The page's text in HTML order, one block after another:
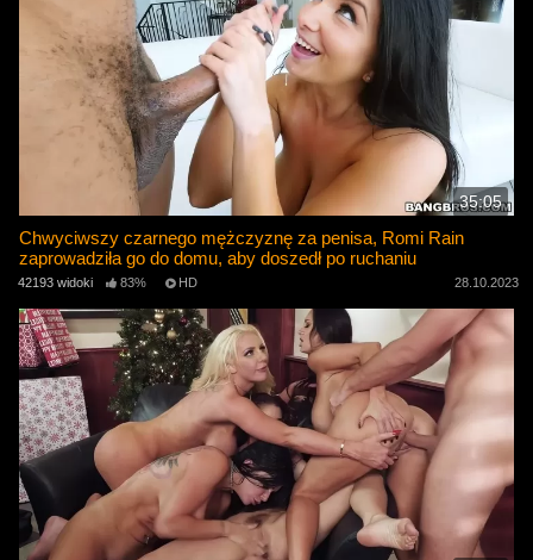
35:05
Chwyciwszy czarnego mężczyznę za penisa, Romi Rain
zaprowadziła go do domu, aby doszedł po ruchaniu
42193 widoki 83% HD 28.10.2023